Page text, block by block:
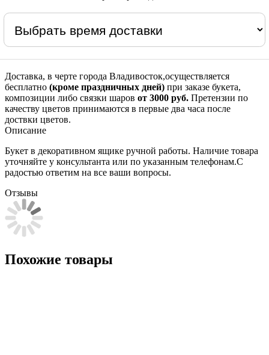
Доставка, в черте города Владивосток,осуществляется
бесплатно (кроме праздничных дней) при заказе букета,
композиции либо связки шаров от 3000 руб. Претензии по
качеству цветов принимаются в первые два часа после
доствки цветов.
Описание
Букет в декоративном ящике ручной работы. Наличие товара
уточняйте у консультанта или по указанным телефонам.С
радостью ответим на все ваши вопросы.
Отзывы
Похожие товары